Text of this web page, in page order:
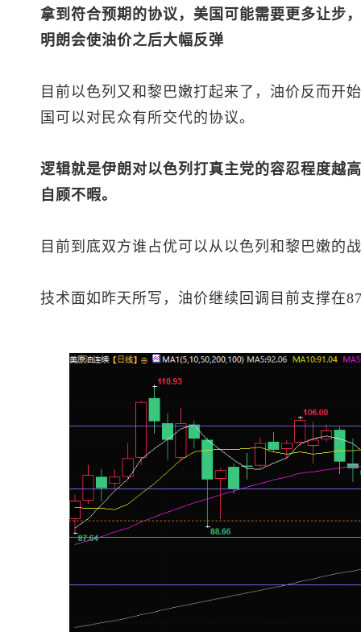
拿到符合预期的协议，美国可能需要更多让步
明朗会使油价之后大幅反弹
目前以色列又和黎巴嫩打起来了，油价反而开
国可以对民众有所交代的协议。
逻辑就是伊朗对以色列打真主党的容忍程度越
自顾不暇。
目前到底双方谁占优可以从以色列和黎巴嫩的
技术面如昨天所写，油价继续回调目前支撑在